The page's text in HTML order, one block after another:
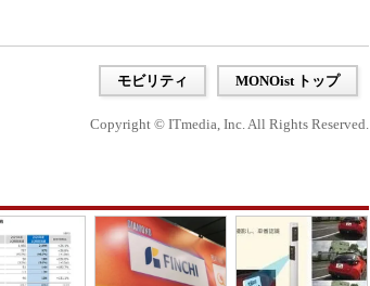
モビリティ MONOist トップ
Copyright © ITmedia, Inc. All Rights Reserved.